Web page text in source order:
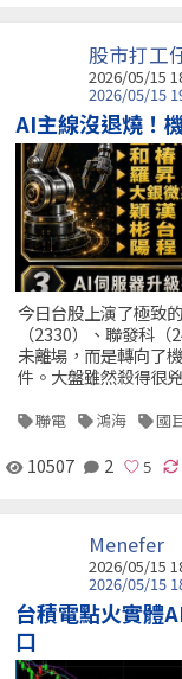
股市打工
2026/05/15
2026/05/15
AI主線沒退燒！
今日台股上演了極致
（2330）、聯發科
未離場，而是轉向了
件。大盤雖然殺得很
聯電 鴻海 國
10507 2
Menefer
2026/05/15
2026/05/15
台積電點火實體
口